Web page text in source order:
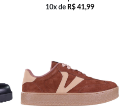
10x de R$41,99